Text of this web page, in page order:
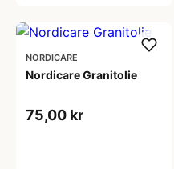
NORDICARE
Nordicare Granitolie
75,00 kr